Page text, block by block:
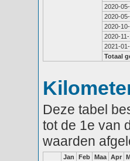
2020-
2020-
2020-
2020-
2021-
Totaal
Deze tabel
tot de 1e van
waarden
Jan Feb Maa Apr